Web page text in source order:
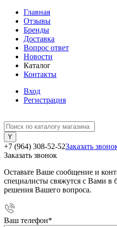
Главная
Отзывы
Бренды
Доставка
Вопрос ответ
Новости
Каталог
Контакты
Вход
Регистрация
+7 (964) 308-52-52Заказать
Заказать звонок
Оставьте Ваше сообщение и
специалисты свяжутся с Вами в
решения Вашего вопроса.
Ваш телефон*